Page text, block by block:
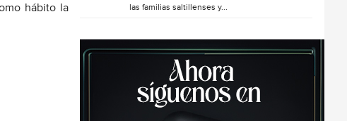
hábito la
las familias saltillenses y...